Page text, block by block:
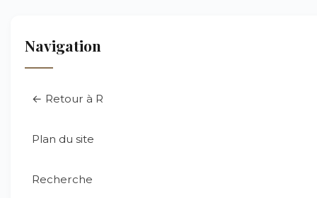
Navigation
← Retour à R
Plan du site
Recherche